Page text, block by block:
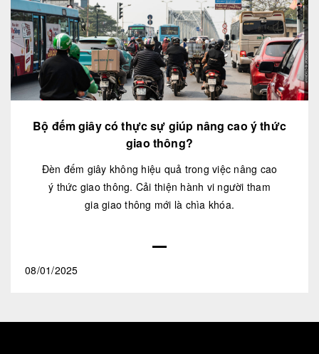
Bộ đếm giây có thực sự giúp nâng cao ý thức
giao thông?
Đèn đếm giây không hiệu quả trong việc nâng cao
ý thức giao thông. Cải thiện hành vi người tham
gia giao thông mới là chìa khóa.
08/01/2025